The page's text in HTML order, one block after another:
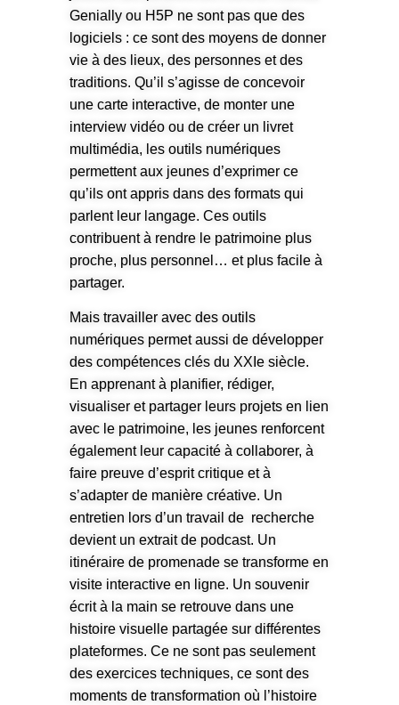
Genially ou H5P ne sont pas que des
logiciels : ce sont des moyens de donner
vie à des lieux, des personnes et des
traditions. Qu’il s’agisse de concevoir
une carte interactive, de monter une
interview vidéo ou de créer un livret
multimédia, les outils numériques
permettent aux jeunes d’exprimer ce
qu’ils ont appris dans des formats qui
parlent leur langage. Ces outils
contribuent à rendre le patrimoine plus
proche, plus personnel… et plus facile à
partager.
Mais travailler avec des outils
numériques permet aussi de développer
des compétences clés du XXIe siècle.
En apprenant à planifier, rédiger,
visualiser et partager leurs projets en lien
avec le patrimoine, les jeunes renforcent
également leur capacité à collaborer, à
faire preuve d’esprit critique et à
s’adapter de manière créative. Un
entretien lors d’un travail de recherche
devient un extrait de podcast. Un
itinéraire de promenade se transforme en
visite interactive en ligne. Un souvenir
écrit à la main se retrouve dans une
histoire visuelle partagée sur différentes
plateformes. Ce ne sont pas seulement
des exercices techniques, ce sont des
moments de transformation où l’histoire